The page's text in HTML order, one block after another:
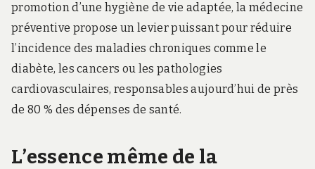
promotion d’une hygiène de vie adaptée, la médecine
préventive propose un levier puissant pour réduire
l’incidence des maladies chroniques comme le
diabète, les cancers ou les pathologies
cardiovasculaires, responsables aujourd’hui de près
de 80 % des dépenses de santé.
L’essence même de la